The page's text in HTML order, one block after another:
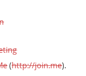
(http://join.me).